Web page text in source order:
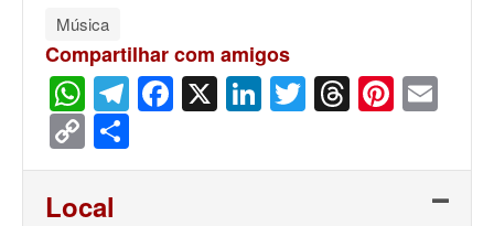
Música
Compartilhar com amigos
WhatsApp
Telegram
Facebook
X LinkedIn
Twitter
Threads
Copy
Link
Local